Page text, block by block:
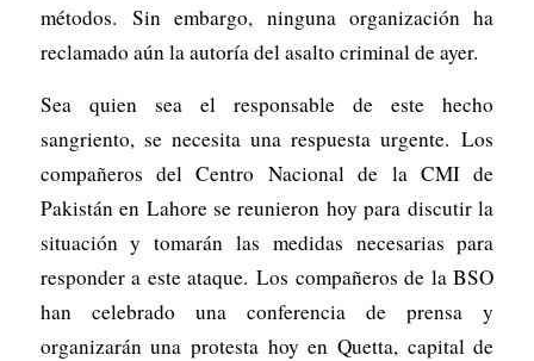
métodos. Sin embargo, ninguna organización ha
reclamado aún la autoría del asalto criminal de ayer.
Sea quien sea el responsable de este hecho
sangriento, se necesita una respuesta urgente. Los
compañeros del Centro Nacional de la CMI de
Pakistán en Lahore se reunieron hoy para discutir la
situación y tomarán las medidas necesarias para
responder a este ataque. Los compañeros de la BSO
han celebrado una conferencia de prensa y
organizarán una protesta hoy en Quetta, capital de